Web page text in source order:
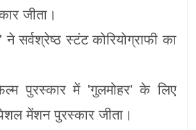
जीता।
सर्वश्रेष्ठ स्टंट कोरियोग्राफी का
पुरस्कार में 'गुलमोहर' के लिए
मेंशन पुरस्कार जीता।